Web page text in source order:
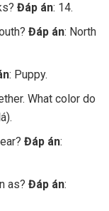
Đáp án: 14.
Đáp án: North
: Puppy.
What color do
Đáp án:
as?Đáp án: